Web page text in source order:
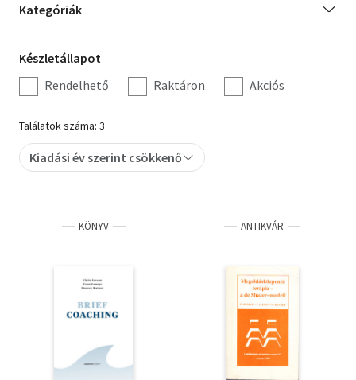
Hobbi, szabadidő
Irodalom
Művészet
Szakkönyv
Tankönyv, segédkönyv
Kategória
szűrés
Kategóriák
Készletállapot
szűrés
Készletállapot
Rendelhető
Raktáron Akciós
Találatok száma: 3
Kiadási év szerint csökkenő
KÖNYV ANTIKVÁR